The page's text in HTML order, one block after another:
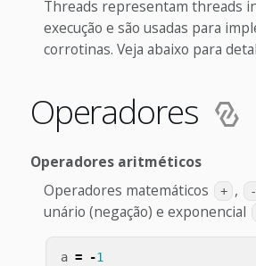
Threads representam threads
execução e são usadas para
corrotinas. Veja abaixo para
Operadores
Operadores aritméticos
Operadores matemáticos
+ , -
unário (negação) e exponencial
a = -1